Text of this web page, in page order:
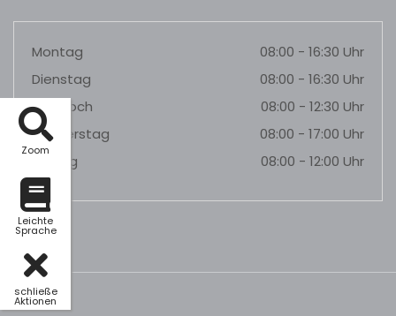
Zoom
Leichte
Sprache
schließe
Aktionen
Montag
08:00 - 16:30 Uhr
Dienstag
08:00 - 16:30 Uhr
Mittwoch
08:00 - 12:30 Uhr
Donnerstag
08:00 - 17:00 Uhr
Freitag
08:00 - 12:00 Uhr